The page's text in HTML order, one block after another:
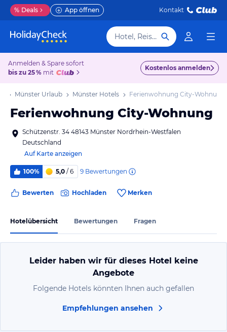
% Deals App öffnen Kontakt
Hotel, Reiseziel
Anmelden & Spare sofort
bis zu 25 % mit
Kostenlos anmelden
Münster Urlaub Münster Hotels Ferienwohnung City-Wohnung
Ferienwohnung City-Wohnung
Schützenstr. 34 48143 Münster Nordrhein-Westfalen
Deutschland
Auf Karte anzeigen
100% 5,0 / 6 9 Bewertungen
Bewerten Hochladen Merken
Hotelübersicht Bewertungen Fragen
Leider haben wir für dieses Hotel keine
Angebote
Folgende Hotels könnten Ihnen auch gefallen
Empfehlungen ansehen